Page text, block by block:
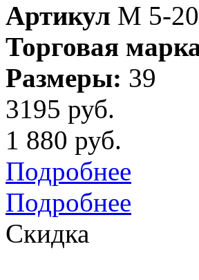
Артикул М 5-
Торговая
Размеры: 39
3195 руб.
1 880 руб.
Подробнее
Подробнее
Скидка